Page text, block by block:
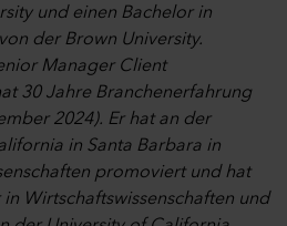
und einen Bachelor in
der Brown University.
Manager Client
30 Jahre Branchenerfahrung
2024). Er hat an der
in Santa Barbara in
promoviert und hat
Wirtschaftswissenschaften und